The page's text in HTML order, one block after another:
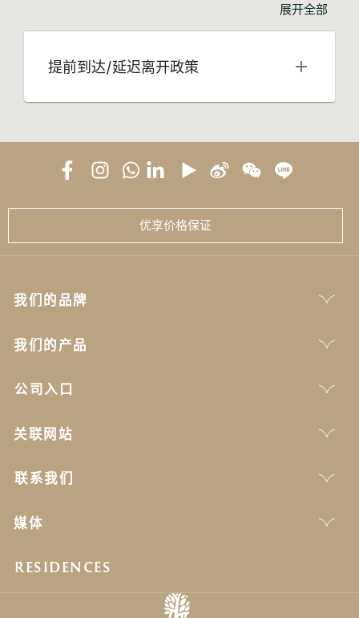
展开全部
提前到达/延迟离开政策
优享价格保证
我们的品牌
我们的产品
公司入口
关联网站
联系我们
媒体
RESIDENCES